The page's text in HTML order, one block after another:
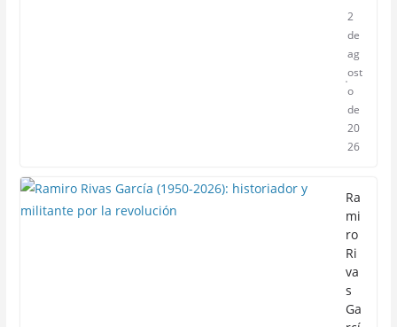
2
de
ag
ost
o
de
20
26
Ra
mi
ro
Ri
va
s
Ga